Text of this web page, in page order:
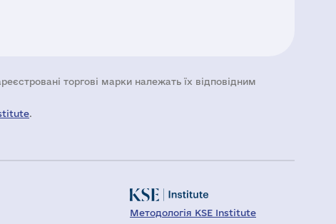
торгові марки належать їх відповідним
.
Методологія KSE Institute